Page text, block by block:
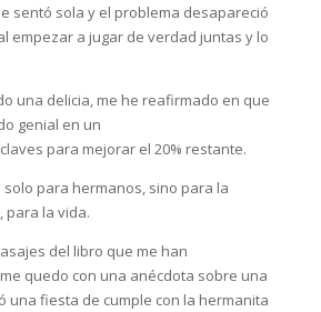
sentó sola y el problema desapareció
empezar a jugar de verdad juntas y lo
una delicia, me he reafirmado en que
genial en un
para mejorar el 20% restante.
solo para hermanos, sino para la
para la vida.
del libro que me han
quedo con una anécdota sobre una
una fiesta de cumple con la hermanita